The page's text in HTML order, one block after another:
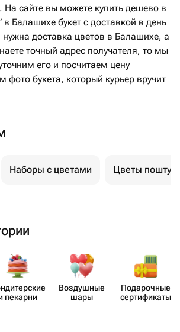
На сайте вы можете купить дешево в
в Балашихе букет с доставкой в день
доставка цветов в Балашихе, а
точный адрес получателя, то мы
его и посчитаем цену
фото букета, который курьер вручит
Наборы с цветами Цветы
пекарни
Воздушные
шары
Пода​рочные
серти​фикаты